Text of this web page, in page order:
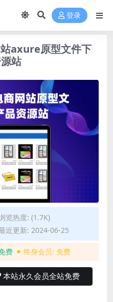
登录
axure原型文件下
站
览热度: (1.7K)
近更新: 2024-06-25
费 终身会员: 免费
本站永久会员全站免费